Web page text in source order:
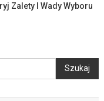
Zalety I Wady Wyboru
Szukaj